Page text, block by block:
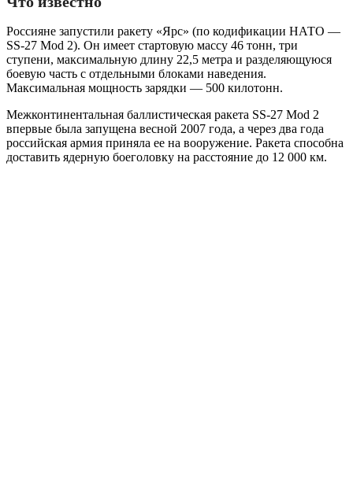
Россияне запустили ракету «Ярс» (по кодификации НАТО —
SS-27 Mod 2). Он имеет стартовую массу 46 тонн, три
ступени, максимальную длину 22,5 метра и разделяющуюся
боевую часть с отдельными блоками наведения.
Максимальная мощность зарядки — 500 килотонн.
Межконтинентальная баллистическая ракета SS-27 Mod 2
впервые была запущена весной 2007 года, а через два года
российская армия приняла ее на вооружение. Ракета способна
доставить ядерную боеголовку на расстояние до 12 000 км.